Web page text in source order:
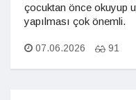
çocuktan önce okuyup
yapılması çok önemli.
07.06.2026 91